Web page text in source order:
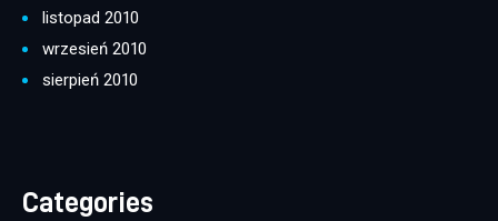
listopad 2010
wrzesień 2010
sierpień 2010
Categories